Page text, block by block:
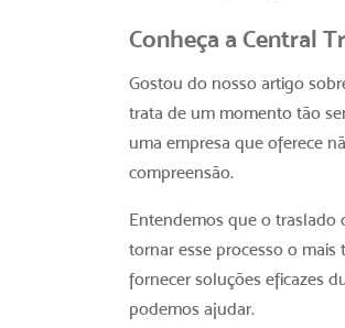
Conheça a Central
Gostou do nosso artigo
trata de um momento tão
uma empresa que oferece
compreensão.
Entendemos que o traslado
tornar esse processo o
fornecer soluções eficazes
podemos ajudar.